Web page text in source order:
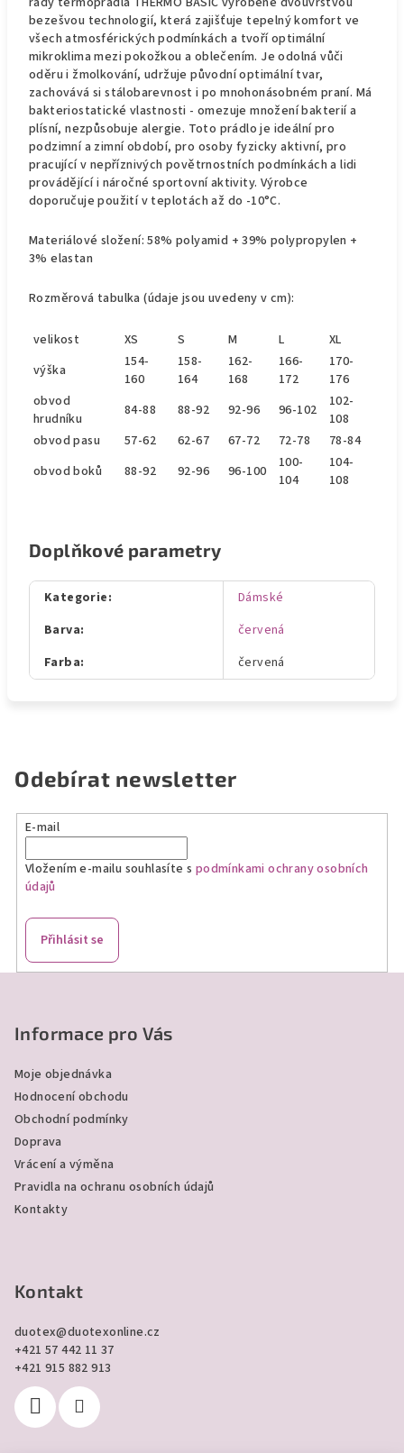
bezešvou technologií, která zajišťuje tepelný komfort ve
všech atmosférických podmínkách a tvoří optimální
mikroklima mezi pokožkou a oblečením. Je odolná vůči
oděru i žmolkování, udržuje původní optimální tvar,
zachovává si stálobarevnost i po mnohonásobném praní. Má
bakteriostatické vlastnosti - omezuje množení bakterií a
plísní, nezpůsobuje alergie. Toto prádlo je ideální pro
podzimní a zimní období, pro osoby fyzicky aktivní, pro
pracující v nepříznivých povětrnostních podmínkách a lidi
provádějící i náročné sportovní aktivity. Výrobce
doporučuje použití v teplotách až do -10°C.
Materiálové složení: 58% polyamid + 39% polypropylen +
3% elastan
Rozměrová tabulka (údaje jsou uvedeny v cm):
velikost XS S M L
XL
výška
154-
160
158-
164
162-
168
166-
172
170-
176
obvod
hrudníku
84-88 88-92 92-96 96-102
102-
108
obvod pasu
57-62 62-67 67-72 72-78
78-84
obvod boků
88-92 92-96 96-100
100-
104
104-
108
Doplňkové parametry
Kategorie:
Dámské
Barva:
červená
Farba: červená
Odebírat newsletter
E-mail
Vložením e-mailu souhlasíte s podmínkami ochrany osobních
údajů
Přihlásit se
Informace pro Vás
Moje objednávka
Hodnocení obchodu
Obchodní podmínky
Doprava
Vrácení a výměna
Pravidla na ochranu osobních údajů
Kontakty
Kontakt
duotex@duotexonline.cz
+421 57 442 11 37
+421 915 882 913